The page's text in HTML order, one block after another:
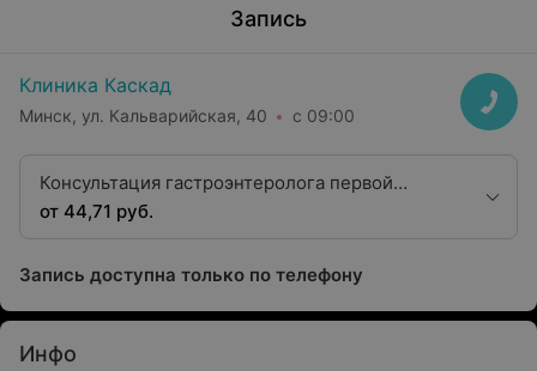
Запись
Клиника Каскад
Минск, ул. Кальварийская, 40 с 09:00
Консультация гастроэнтеролога первой
квалификационной категории
от 44,71 руб.
Запись доступна только по телефону
Инфо